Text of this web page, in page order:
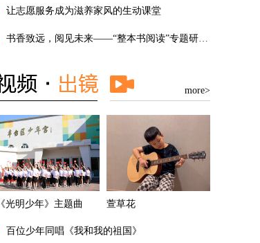
让志愿服务成为滋养家风的生动课堂
书香致远，阅见未来——“整本书阅读”专题研讨活动圆满举行
more>
《光明少年》主题曲 萱草花
百位少年同唱《我和我的祖国》